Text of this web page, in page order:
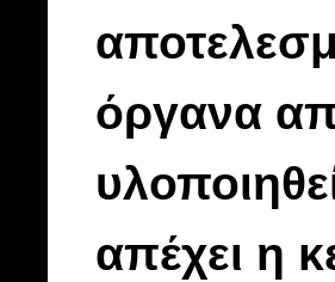
όργανα
απέχει η